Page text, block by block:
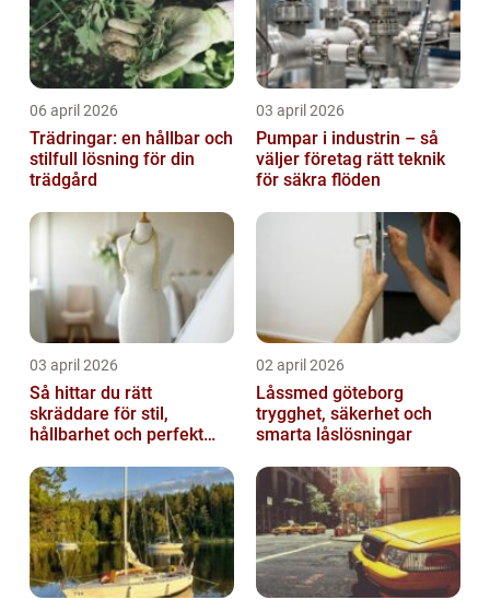
06 april 2026
Trädringar: en hållbar och
stilfull lösning för din
trädgård
03 april 2026
Pumpar i industrin – så
väljer företag rätt teknik
för säkra flöden
03 april 2026
Så hittar du rätt
skräddare för stil,
hållbarhet och perfekt
02 april 2026
Låssmed göteborg
trygghet, säkerhet och
smarta låslösningar